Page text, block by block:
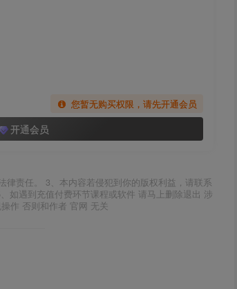
您暂无购买权限，请先开通会员
开通会员
责任。 3、本内容若侵犯到你的版权利益，请联系
如遇到充值付费环节课程或软件 请马上删除退出 涉
作 否则和作者 官网 无关